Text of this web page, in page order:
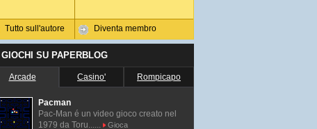
Tutto sull'autore Diventa membro
I GIOCHI SU PAPERBLOG
Arcade Casino' Rompicapo
Pacman
Pac-Man é un video gioco creato nel
1979 da Toru......
Gioca